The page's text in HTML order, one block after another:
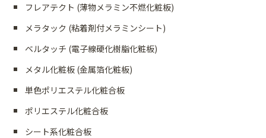
フレアテクト (薄物メラミン不燃化粧板)
メラタック (粘着剤付メラミンシート)
ベルタッチ (電子線硬化樹脂化粧板)
メタル化粧板 (金属箔化粧板)
単色ポリエステル化粧合板
ポリエステル化粧合板
シート系化粧合板